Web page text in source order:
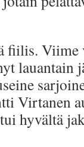
fiilis.
lauantain
Virtanen
hyvältä